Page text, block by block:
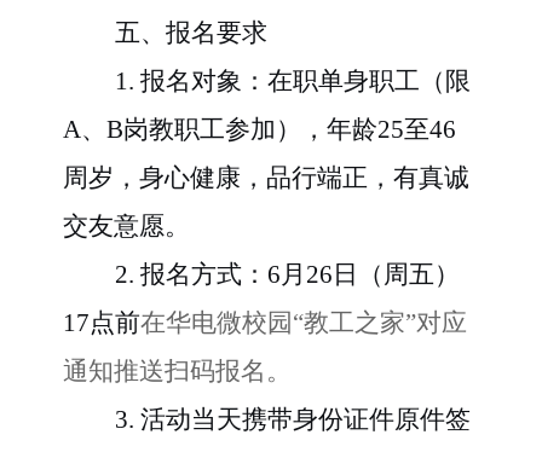
五、报名要求
1. 报名对象 ：在职单身职工（限
A、B岗教职工参加），年龄25至46
周岁，身心健康，品行端正，有真诚
交友意愿。
2. 报名方式 ： 6月26日（周五）
17点前在华电微校园“教工之家”对应
通知推送扫码报名。
3. 活动当天携带身份证件原件签